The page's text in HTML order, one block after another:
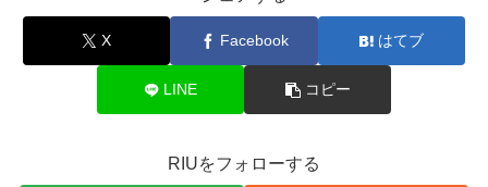
X Facebook はてブ
LINE コピー
RIUをフォローする